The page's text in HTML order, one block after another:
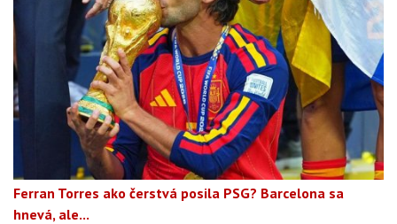
Ferran Torres ako čerstvá posila PSG? Barcelona sa
hnevá, ale...